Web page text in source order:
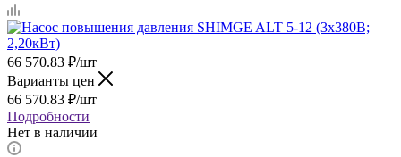
66 570.83 ₽/шт
Варианты цен
66 570.83 ₽/шт
Подробности
Нет в наличии